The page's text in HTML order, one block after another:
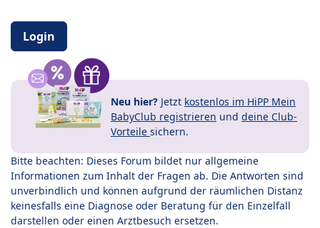
Login
Neu hier? Jetzt kostenlos im HiPP Mein
BabyClub registrieren und deine Club-
Vorteile sichern.
Bitte beachten: Dieses Forum bildet nur allgemeine
Informationen zum Inhalt der Fragen ab. Die Antworten sind
unverbindlich und können aufgrund der räumlichen Distanz
keinesfalls eine Diagnose oder Beratung für den Einzelfall
darstellen oder einen Arztbesuch ersetzen.